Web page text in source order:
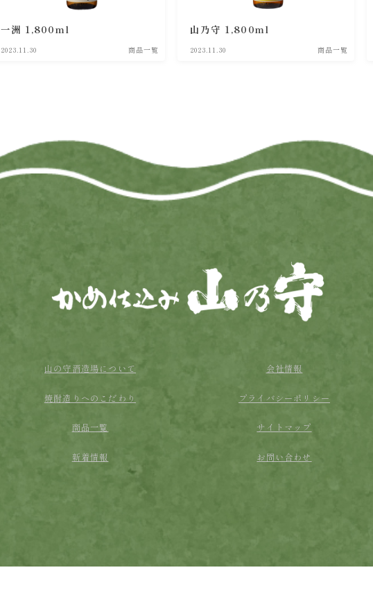
一洲 1,800ml
2023.11.30 商品一覧
山乃守 1,800ml
2023.11.30 商品一覧
山の守酒造場について
焼酎造りへのこだわり
商品一覧
新着情報
会社情報
プライバシーポリシー
サイトマップ
お問い合わせ